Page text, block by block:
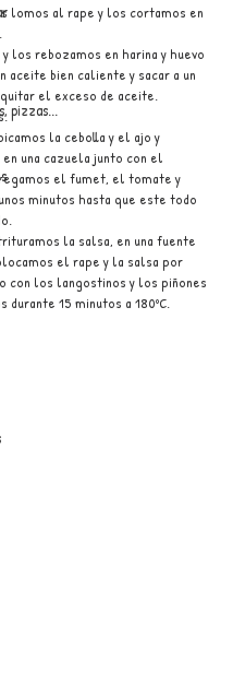
pizzas...
lomos al rape y los cortamos en
los rebozamos en harina y huevo
aceite bien caliente y sacar a un
el exceso de aceite.
la cebolla y el ajo y
una cazuela junto con el
el fumet, el tomate y
minutos hasta que este todo
la salsa, en una fuente
el rape y la salsa por
con los langostinos y los piñones
durante 15 minutos a 180ºC.